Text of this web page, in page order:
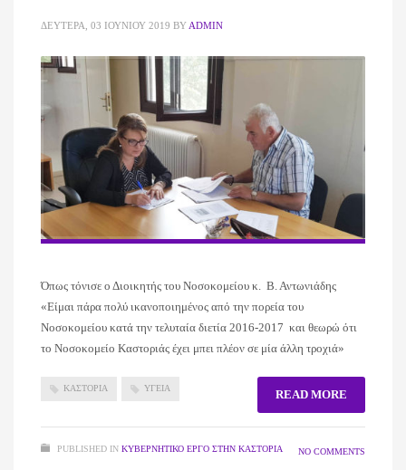
ΔΕΥΤΈΡΑ, 03 ΙΟΥΝΊΟΥ 2019 BY ADMIN
Όπως τόνισε ο Διοικητής του Νοσοκομείου κ. Β. Αντωνιάδης
«Είμαι πάρα πολύ ικανοποιημένος από την πορεία του
Νοσοκομείου κατά την τελυταία διετία 2016-2017 και θεωρώ ότι
το Νοσοκομείο Καστοριάς έχει μπει πλέον σε μία άλλη τροχιά»
ΚΑΣΤΟΡΙΑ ΥΓΕΙΑ READ MORE
PUBLISHED IN ΚΥΒΕΡΝΗΤΙΚΌ ΈΡΓΟ ΣΤΗΝ ΚΑΣΤΟΡΙΆ NO COMMENTS